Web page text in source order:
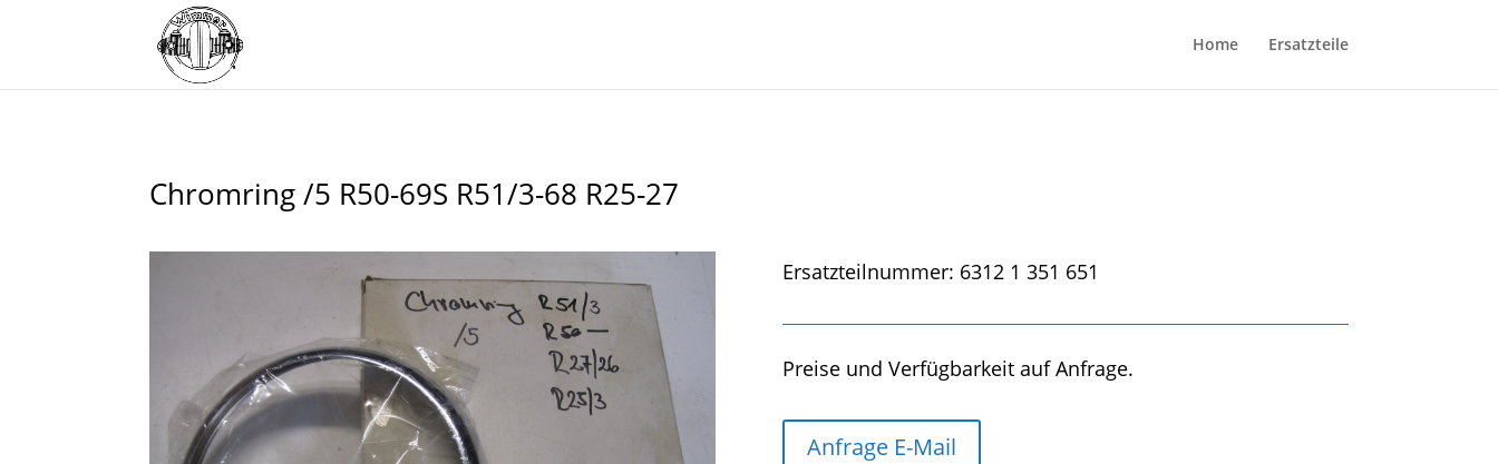
Home Ersatzteile
Chromring /5 R50-69S R51/3-68 R25-27
Ersatzteilnummer: 6312 1 351 651
Preise und Verfügbarkeit auf Anfrage.
Anfrage E-Mail